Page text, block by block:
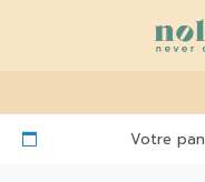
Votre